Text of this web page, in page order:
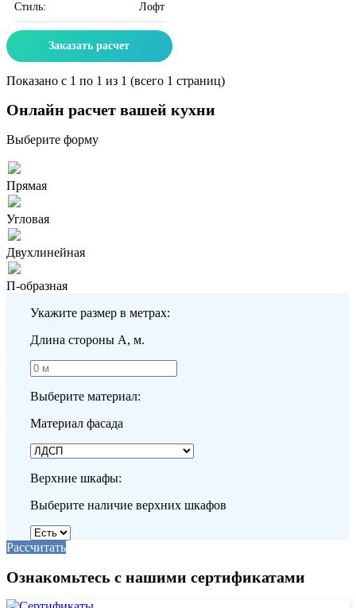
Стиль:
Лофт
Заказать расчет
Показано с 1 по 1 из 1 (всего 1 страниц)
Онлайн расчет вашей кухни
Выберите форму
Прямая
Угловая
Двухлинейная
П-образная
Укажите размер в метрах:
Длина стороны A, м.
Выберите материал:
Материал фасада
Верхние шкафы:
Выберите наличие верхних шкафов
Рассчитать
Ознакомьтесь с нашими сертификатами